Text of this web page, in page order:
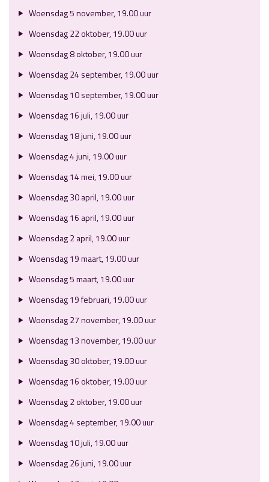
Woensdag 5 november, 19.00 uur
Woensdag 22 oktober, 19.00 uur
Woensdag 8 oktober, 19.00 uur
Woensdag 24 september, 19.00 uur
Woensdag 10 september, 19.00 uur
Woensdag 16 juli, 19.00 uur
Woensdag 18 juni, 19.00 uur
Woensdag 4 juni, 19.00 uur
Woensdag 14 mei, 19.00 uur
Woensdag 30 april, 19.00 uur
Woensdag 16 april, 19.00 uur
Woensdag 2 april, 19.00 uur
Woensdag 19 maart, 19.00 uur
Woensdag 5 maart, 19.00 uur
Woensdag 19 februari, 19.00 uur
Woensdag 27 november, 19.00 uur
Woensdag 13 november, 19.00 uur
Woensdag 30 oktober, 19.00 uur
Woensdag 16 oktober, 19.00 uur
Woensdag 2 oktober, 19.00 uur
Woensdag 4 september, 19.00 uur
Woensdag 10 juli, 19.00 uur
Woensdag 26 juni, 19.00 uur